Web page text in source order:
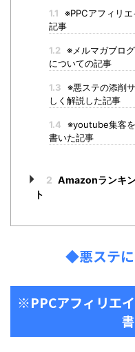
1.1
※PPCアフィリ
記事
1.2
※メルマガブロ
についての記事
1.3
※悪ステの添削
しく解説した記事
1.4
※youtube集客
書いた記事
2 Amazonランキ
ト
◆悪ステに
※PPCアフィリエ